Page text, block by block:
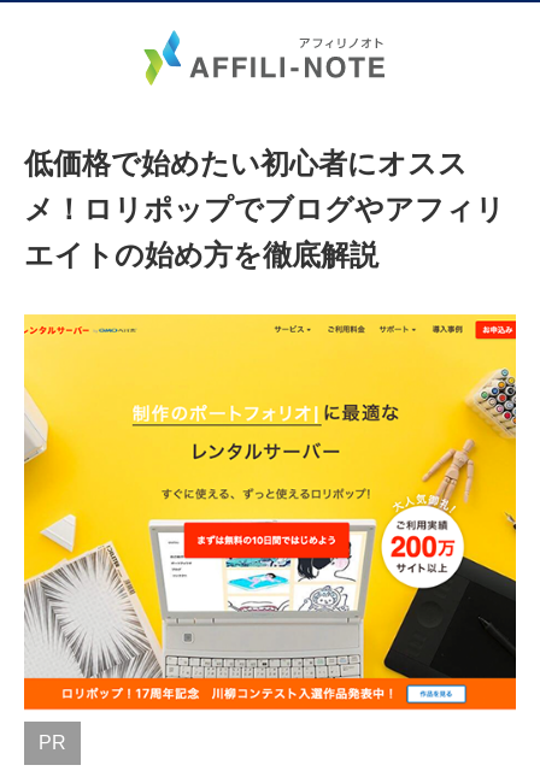
低価格で始めたい初心者にオスス
メ！ロリポップでブログやアフィリ
エイトの始め方を徹底解説
PR